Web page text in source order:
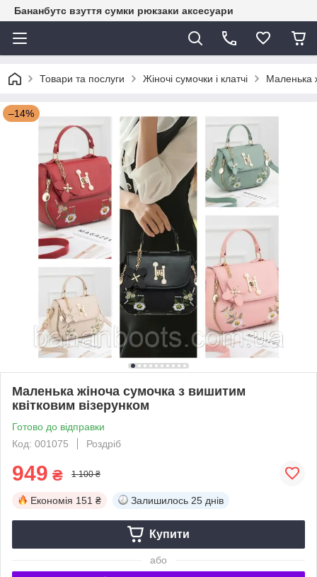
Бананбутс взуття сумки рюкзаки аксесуари
Товари та послуги Жіночі сумочки і клатчі Маленька
–14%
Маленька жіноча сумочка з вишитим
квітковим візерунком
Готово до відправки
Код: 001075
Роздріб
949 ₴ 1 100 ₴
Економія 151 ₴ Залишилось 25 днів
Купити
або